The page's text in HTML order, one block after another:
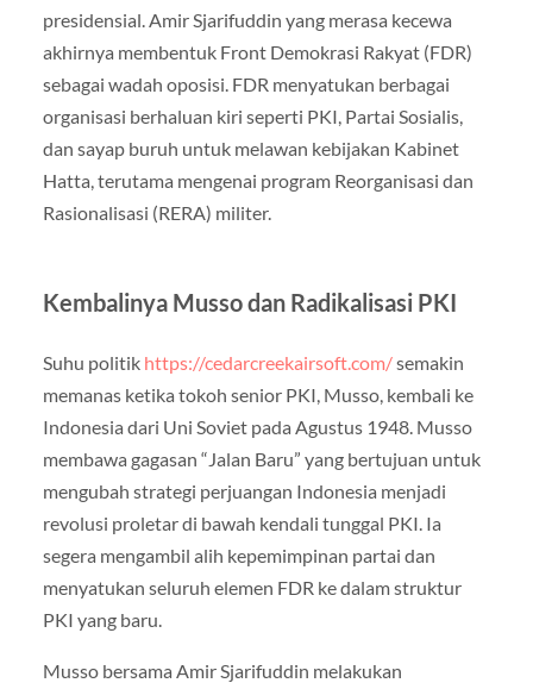
presidensial. Amir Sjarifuddin yang merasa kecewa
akhirnya membentuk Front Demokrasi Rakyat (FDR)
sebagai wadah oposisi. FDR menyatukan berbagai
organisasi berhaluan kiri seperti PKI, Partai Sosialis,
dan sayap buruh untuk melawan kebijakan Kabinet
Hatta, terutama mengenai program Reorganisasi dan
Rasionalisasi (RERA) militer.
Kembalinya Musso dan Radikalisasi PKI
Suhu politik https://cedarcreekairsoft.com/semakin
memanas ketika tokoh senior PKI, Musso, kembali ke
Indonesia dari Uni Soviet pada Agustus 1948. Musso
membawa gagasan “Jalan Baru” yang bertujuan untuk
mengubah strategi perjuangan Indonesia menjadi
revolusi proletar di bawah kendali tunggal PKI. Ia
segera mengambil alih kepemimpinan partai dan
menyatukan seluruh elemen FDR ke dalam struktur
PKI yang baru.
Musso bersama Amir Sjarifuddin melakukan